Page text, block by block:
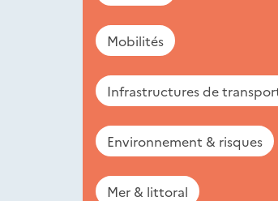
Mobilités
Infrastructures de
Environnement & risques
Mer & littoral